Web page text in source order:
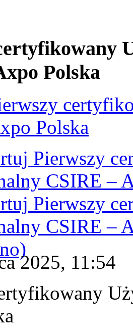
Polska
Polska
Pierwszy
CSIRE –
Pierwszy
CSIRE –
2025, 11:54